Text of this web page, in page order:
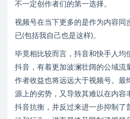
不一定创作者们的第一选择。
视频号在当下更多的是作为内容同
已(包括我自己也是这样)。
毕竟相比较而言，抖音和快手人均
抖音，有着更加波澜壮阔的公域流
作者收益也将远远大于视频号。最
源上的劣势，又导致其难以在内容
抖音抗衡，并反过来进一步抑制了